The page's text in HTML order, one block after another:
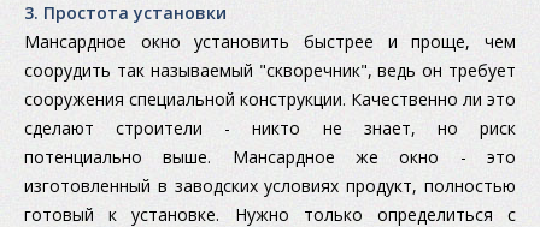
3. Простота установки
Мансардное окно установить быстрее и проще, чем
соорудить так называемый "скворечник", ведь он требует
сооружения специальной конструкции. Качественно ли это
сделают строители - никто не знает, но риск
потенциально выше. Мансардное же окно - это
изготовленный в заводских условиях продукт, полностью
готовый к установке. Нужно только определиться с